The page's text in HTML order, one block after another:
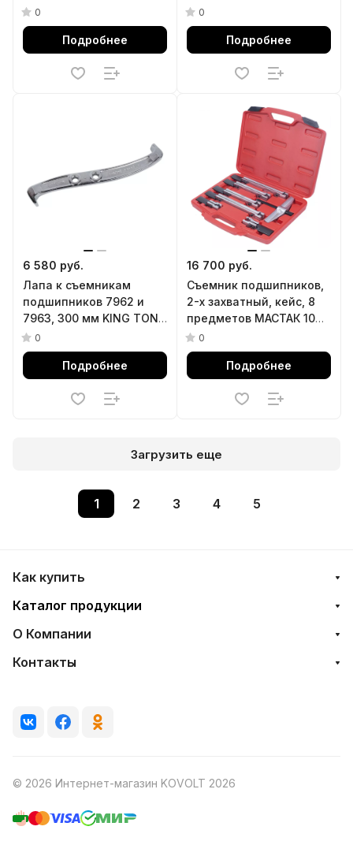
0
Подробнее
0
Подробнее
6 580 руб.
Лапа к съемникам
подшипников 7962 и
7963, 300 мм KING TONY
79623-12
0
Подробнее
16 700 руб.
Съемник подшипников,
2-х захватный, кейс, 8
предметов МАСТАК 104-
12008C
0
Подробнее
Загрузить еще
1 2 3 4 5
Как купить
Каталог продукции
О Компании
Контакты
© 2026 Интернет-магазин KOVOLT 2026